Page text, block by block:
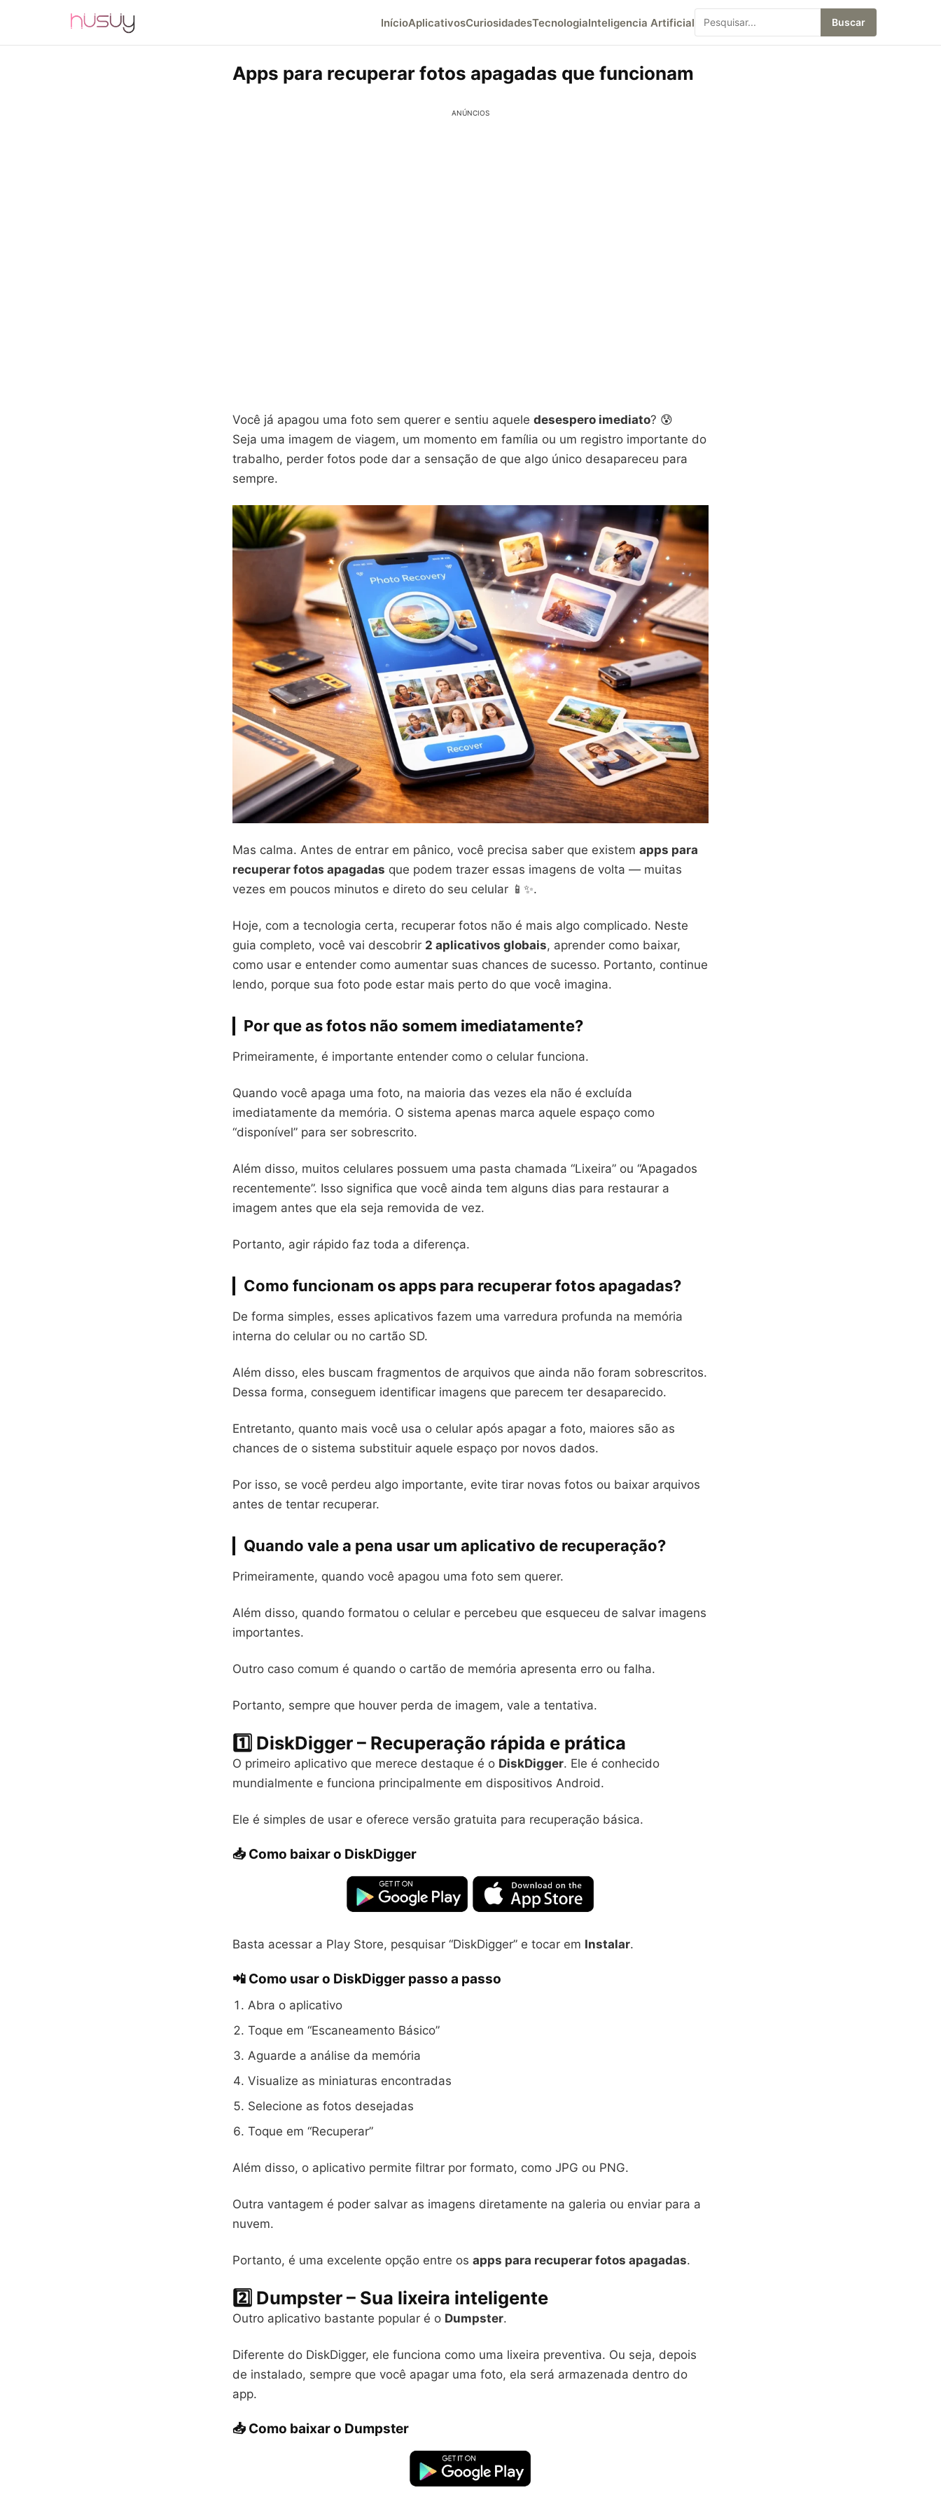
InícioAplicativosCuriosidadesTecnologiaInteligencia Artificial Buscar
Apps para recuperar fotos apagadas que funcionam
ANÚNCIOS
Você já apagou uma foto sem querer e sentiu aquele desespero imediato? 😰
Seja uma imagem de viagem, um momento em família ou um registro importante do
trabalho, perder fotos pode dar a sensação de que algo único desapareceu para
sempre.
Mas calma. Antes de entrar em pânico, você precisa saber que existem apps para
recuperar fotos apagadas que podem trazer essas imagens de volta — muitas
vezes em poucos minutos e direto do seu celular 📱✨.
Hoje, com a tecnologia certa, recuperar fotos não é mais algo complicado. Neste
guia completo, você vai descobrir 2 aplicativos globais, aprender como baixar,
como usar e entender como aumentar suas chances de sucesso. Portanto, continue
lendo, porque sua foto pode estar mais perto do que você imagina.
Por que as fotos não somem imediatamente?
Primeiramente, é importante entender como o celular funciona.
Quando você apaga uma foto, na maioria das vezes ela não é excluída
imediatamente da memória. O sistema apenas marca aquele espaço como
“disponível” para ser sobrescrito.
Além disso, muitos celulares possuem uma pasta chamada “Lixeira” ou “Apagados
recentemente”. Isso significa que você ainda tem alguns dias para restaurar a
imagem antes que ela seja removida de vez.
Portanto, agir rápido faz toda a diferença.
Como funcionam os apps para recuperar fotos apagadas?
De forma simples, esses aplicativos fazem uma varredura profunda na memória
interna do celular ou no cartão SD.
Além disso, eles buscam fragmentos de arquivos que ainda não foram sobrescritos.
Dessa forma, conseguem identificar imagens que parecem ter desaparecido.
Entretanto, quanto mais você usa o celular após apagar a foto, maiores são as
chances de o sistema substituir aquele espaço por novos dados.
Por isso, se você perdeu algo importante, evite tirar novas fotos ou baixar arquivos
antes de tentar recuperar.
Quando vale a pena usar um aplicativo de recuperação?
Primeiramente, quando você apagou uma foto sem querer.
Além disso, quando formatou o celular e percebeu que esqueceu de salvar imagens
importantes.
Outro caso comum é quando o cartão de memória apresenta erro ou falha.
Portanto, sempre que houver perda de imagem, vale a tentativa.
1️⃣ DiskDigger – Recuperação rápida e prática
O primeiro aplicativo que merece destaque é o DiskDigger. Ele é conhecido
mundialmente e funciona principalmente em dispositivos Android.
Ele é simples de usar e oferece versão gratuita para recuperação básica.
📥 Como baixar o DiskDigger
Basta acessar a Play Store, pesquisar “DiskDigger” e tocar em Instalar.
📲 Como usar o DiskDigger passo a passo
Abra o aplicativo
Toque em “Escaneamento Básico”
Aguarde a análise da memória
Visualize as miniaturas encontradas
Selecione as fotos desejadas
Toque em “Recuperar”
Além disso, o aplicativo permite filtrar por formato, como JPG ou PNG.
Outra vantagem é poder salvar as imagens diretamente na galeria ou enviar para a
nuvem.
Portanto, é uma excelente opção entre os apps para recuperar fotos apagadas.
2️⃣ Dumpster – Sua lixeira inteligente
Outro aplicativo bastante popular é o Dumpster.
Diferente do DiskDigger, ele funciona como uma lixeira preventiva. Ou seja, depois
de instalado, sempre que você apagar uma foto, ela será armazenada dentro do
app.
📥 Como baixar o Dumpster